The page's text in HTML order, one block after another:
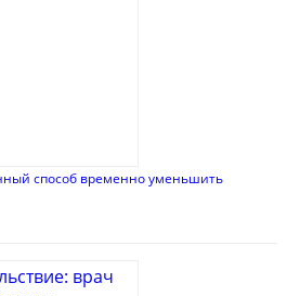
способ временно уменьшить